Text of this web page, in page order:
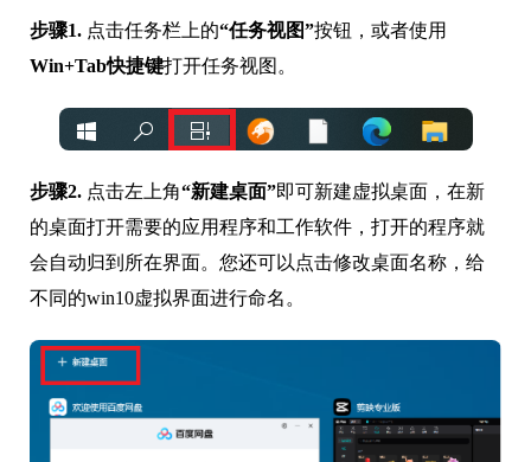
步骤1. 点击任务栏上的“任务视图”按钮，或者使用
Win+Tab快捷键打开任务视图。
步骤2. 点击左上角“新建桌面”即可新建虚拟桌面，在新
的桌面打开需要的应用程序和工作软件，打开的程序就
会自动归到所在界面。您还可以点击修改桌面名称，给
不同的win10虚拟界面进行命名。